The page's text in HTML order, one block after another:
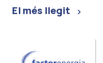
El més llegit